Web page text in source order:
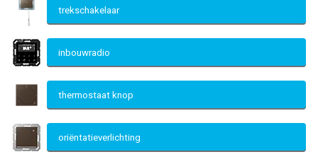
trekschakelaar
inbouwradio
thermostaat knop
oriëntatieverlichting